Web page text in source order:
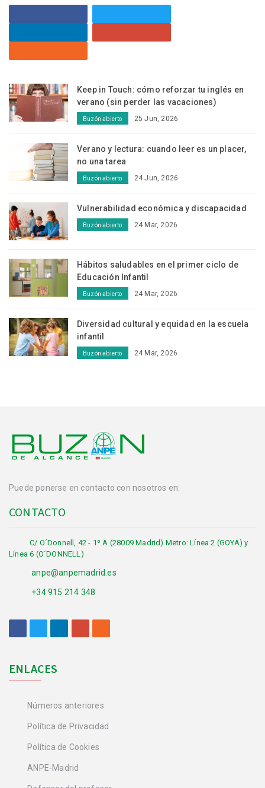
Keep in Touch: cómo reforzar tu inglés en
verano (sin perder las vacaciones)
Buzón abierto 25 Jun, 2026
Verano y lectura: cuando leer es un placer,
no una tarea
Buzón abierto 24 Jun, 2026
Vulnerabilidad económica y discapacidad
Buzón abierto 24 Mar, 2026
Hábitos saludables en el primer ciclo de
Educación Infantil
Buzón abierto 24 Mar, 2026
Diversidad cultural y equidad en la escuela
infantil
Buzón abierto 24 Mar, 2026
Puede ponerse en contacto con nosotros en:
CONTACTO
C/ O´Donnell, 42 - 1º A (28009 Madrid) Metro: Línea 2 (GOYA) y
Línea 6 (O´DONNELL)
anpe@anpemadrid.es
+34 915 214 348
ENLACES
Números anteriores
Política de Privacidad
Política de Cookies
ANPE-Madrid